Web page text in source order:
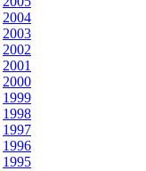
2004
2003
2002
2001
2000
1999
1998
1997
1996
1995